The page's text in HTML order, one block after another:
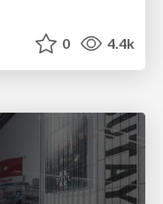
0 4.4k